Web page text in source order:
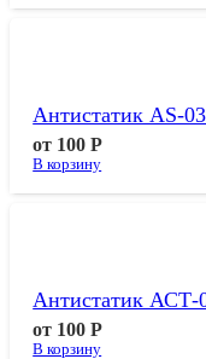
Антистатик AS-
от 100Р
В корзину
Антистатик АСТ-
от 100Р
В корзину